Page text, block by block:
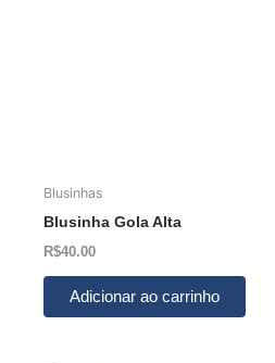
Blusinhas
Blusinha Gola Alta
R$40.00
Adicionar ao carrinho